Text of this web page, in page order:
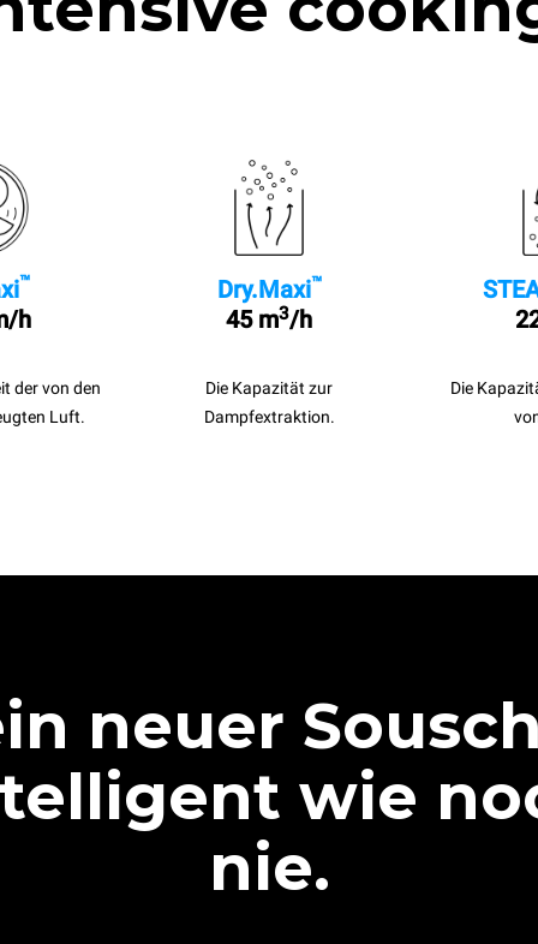
™
h
der von den
Luft.
Dry.Maxi™
45 m3/h
Die Kapazität zur
Dampfextraktion.
Die
neuer
wie
nie.